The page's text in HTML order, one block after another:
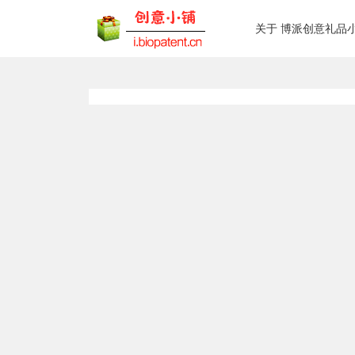
关于 博派创意礼品